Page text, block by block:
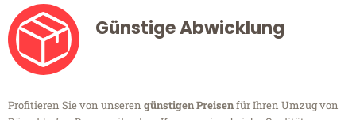
Günstige Abwicklung
Profitieren Sie von unseren günstigen Preisenfür Ihren Umzug von